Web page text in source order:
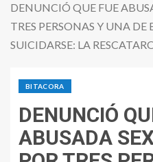
DENUNCIÓ QUE FUE
TRES PERSONAS Y UNA DE
SUICIDARSE: LA
BITACORA
DENUNCIÓ
ABUSADA